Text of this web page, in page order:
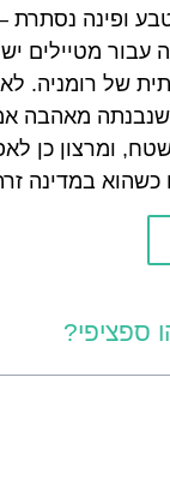
ופינה נסתרת –
עבור מטיילים
של רומניה.
שנבנתה מאהבה
ומרצון כן
כשהוא במדינה
ספציפי?